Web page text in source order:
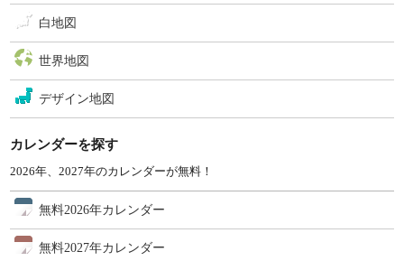
白地図
世界地図
デザイン地図
カレンダーを探す
2026年、2027年のカレンダーが無料！
無料2026年カレンダー
無料2027年カレンダー